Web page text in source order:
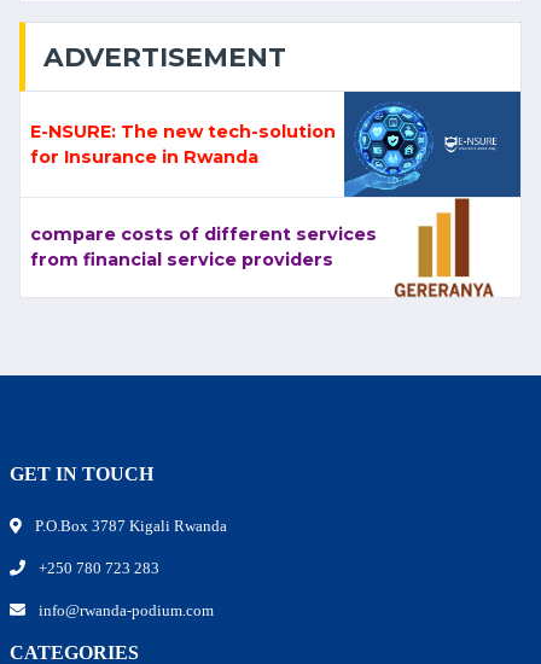
ADVERTISEMENT
E-NSURE: The new tech-solution
for Insurance in Rwanda
compare costs of different services
from financial service providers
GET IN TOUCH
P.O.Box 3787 Kigali Rwanda
+250 780 723 283
info@rwanda-podium.com
CATEGORIES